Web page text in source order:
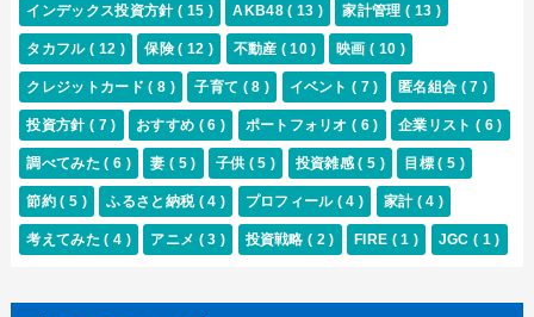
インデックス投資方針 ( 15 ) AKB48( 13 ) 家計管理( 13 )
タカフル( 12 ) 保険( 12 ) 不動産 ( 10 ) 映画( 10 )
クレジットカード( 8 ) 子育て ( 8 ) イベント( 7 ) 匿名組合 ( 7 )
投資方針( 7 ) おすすめ ( 6 ) ポートフォリオ( 6 ) 企業リスト ( 6 )
調べてみた( 6 ) 妻 ( 5 ) 子供 ( 5 ) 投資雑感( 5 ) 目標( 5 )
節約( 5 ) ふるさと納税 ( 4 ) プロフィール ( 4 ) 家計 ( 4 )
考えてみた( 4 ) アニメ ( 3 ) 投資戦略( 2 ) FIRE ( 1 ) JGC ( 1 )